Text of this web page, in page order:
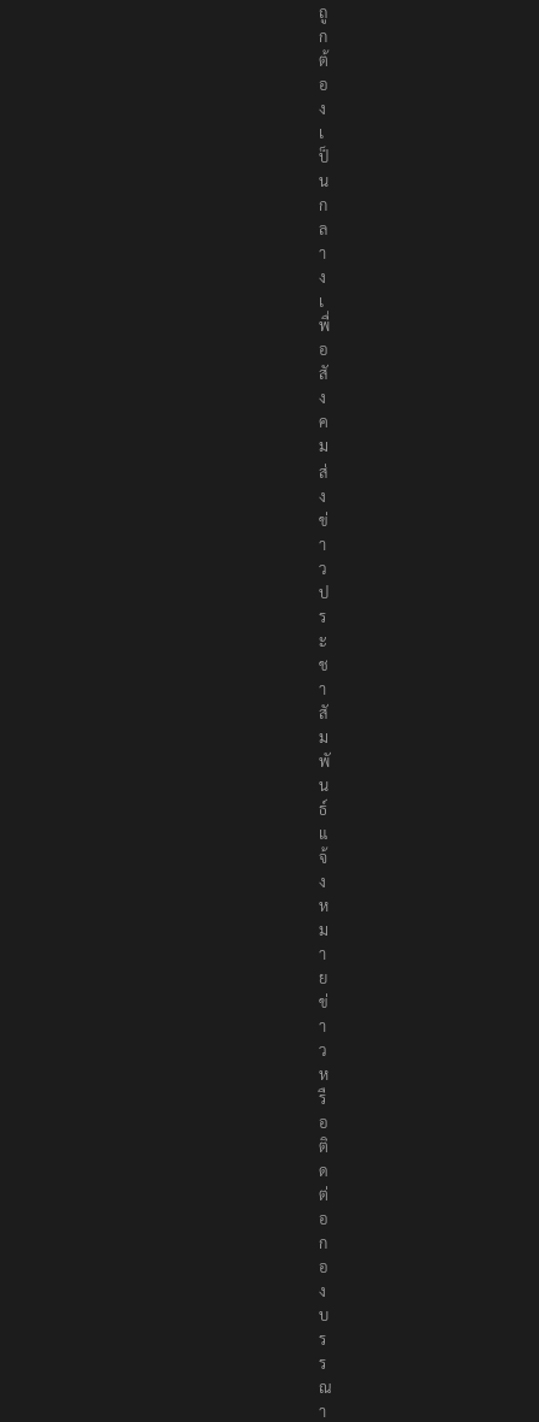
ถู
ก
ต้
อ
ง
เ
ป็
น
ก
ล
า
ง
เ
พื่
อ
สั
ง
ค
ม
ส่
ง
ข่
า
ว
ป
ร
ะ
ช
า
สั
ม
พั
น
ธ์
แ
จ้
ง
ห
ม
า
ย
ข่
า
ว
ห
รื
อ
ติ
ด
ต่
อ
ก
อ
ง
บ
ร
ร
ณ
า